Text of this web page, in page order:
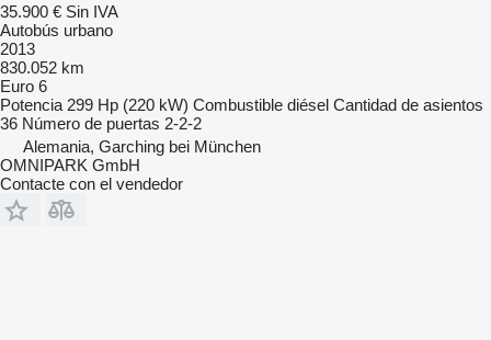
35.900 € Sin IVA
Autobús urbano
2013
830.052 km
Euro 6
Potencia 299 Hp (220 kW) Combustible diésel Cantidad de asientos
36 Número de puertas 2-2-2
Alemania, Garching bei München
OMNIPARK GmbH
Contacte con el vendedor